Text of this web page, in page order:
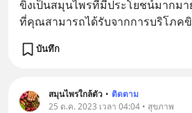
ขิงเป็นสมุนไพรที่มีประโยชน์มากม
ที่คุณสามารถได้รับจากการบริโภค
บันทึก
สมุนไพรใกล้ตัว • ติดตาม
25 ต.ค. 2023 เวลา 04:04 • สุขภาพ